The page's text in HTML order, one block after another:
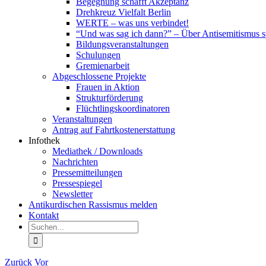
Drehkreuz Vielfalt Berlin
WERTE – was uns verbindet!
“Und was sag ich dann?” – Über Antisemitismus
Bildungsveranstaltungen
Schulungen
Gremienarbeit
Abgeschlossene Projekte
Frauen in Aktion
Strukturförderung
Flüchtlingskoordinatoren
Veranstaltungen
Antrag auf Fahrtkostenerstattung
Infothek
Mediathek / Downloads
Nachrichten
Pressemitteilungen
Pressespiegel
Newsletter
Antikurdischen Rassismus melden
Kontakt
Suche
nach:
Zurück Vor